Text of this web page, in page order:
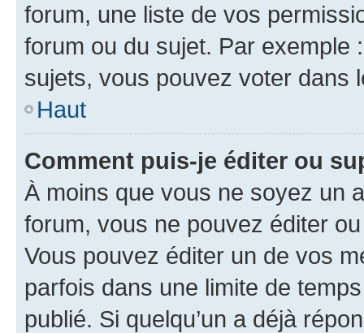
forum, une liste de vos
forum ou du sujet. Par exemple
sujets, vous pouvez voter dans
Haut
Comment puis-je éditer ou
À moins que vous ne soyez un
forum, vous ne pouvez éditer
Vous pouvez éditer un de vos
parfois dans une limite de
publié. Si quelqu’un a déjà